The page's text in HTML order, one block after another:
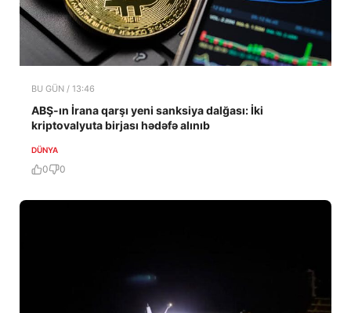
BU GÜN / 13:46
ABŞ-ın İrana qarşı yeni sanksiya dalğası: İki
kriptovalyuta birjası hədəfə alınıb
DÜNYA
0 0